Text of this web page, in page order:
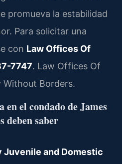
promueva la estabilidad
Para solicitar una
con Law Offices Of
7747. Law Offices Of
Without Borders.
en el condado de James
deben saber
Juvenile and Domestic